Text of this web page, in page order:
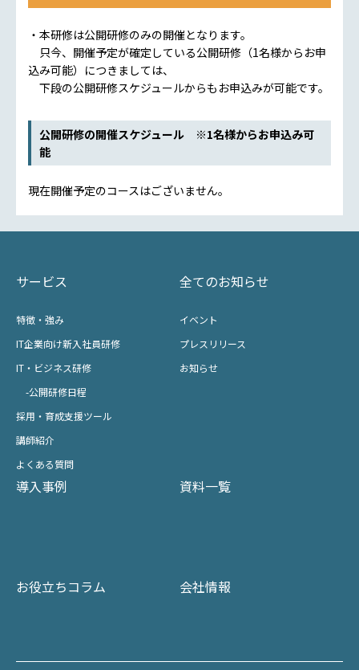
・本研修は公開研修のみの開催となります。
只今、開催予定が確定している公開研修（1名様からお申
込み可能）につきましては、
下段の公開研修スケジュールからもお申込みが可能です。
公開研修の開催スケジュール ※1名様からお申込み可
能
現在開催予定のコースはございません。
サービス
特徴・強み
IT企業向け新入社員研修
IT・ビジネス研修
-公開研修日程
採用・育成支援ツール
講師紹介
よくある質問
全てのお知らせ
イベント
プレスリリース
お知らせ
導入事例
お役立ちコラム
資料一覧
会社情報